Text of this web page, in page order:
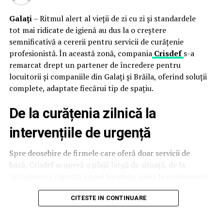
Inainte sa investesti in orice echipament, este esential
sa te informezi cat mai bine. Iata cateva intrebari pe
care ar trebui sa le pui furnizorului:
Care sunt recenziile si feedback-ul altor saloane
despre acest aparat?
Cauta pareri online sau intreaba direct furnizorul
pentru testimoniale. Experientele altora te pot ajuta sa
rezultate.
Care sunt costurile de intretinere si consumabilele
necesare?
Afla despre orice costuri suplimentare legate de
ca investitia este sustenabila pe termen lung.
Galați– Ritmul alert al vieții de zi cu zi și standardele
tot mai ridicate de igienă au dus la o creștere
semnificativă a cererii pentru servicii de curățenie
profesionistă. În această zonă, compania Crisdef s-a
remarcat drept un partener de încredere pentru
locuitorii și companiile din Galați și Brăila, oferind soluții
complete, adaptate fiecărui tip de spațiu.
De la curățenia zilnică la
intervențiile de urgență
Spre deosebire de firmele care oferă doar servicii de
bază, Crisdef acoperă o plajă largă de situații, de la
neprevăzute precum inundațiile sau incendiile.
Compania intervine rapid în astfel de situații critice,
CITESTE IN CONTINUARE